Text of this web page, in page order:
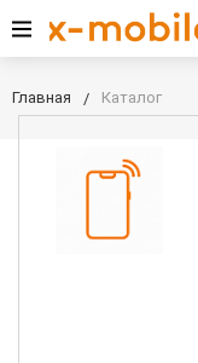
Главная Каталог